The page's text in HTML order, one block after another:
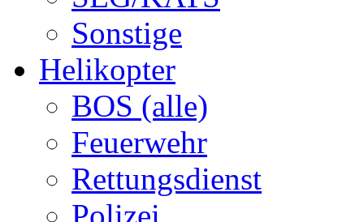
Sonstige
Helikopter
BOS (alle)
Feuerwehr
Rettungsdienst
Polizei